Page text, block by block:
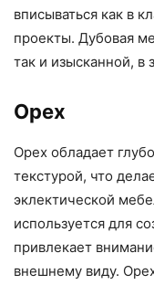
вписываться как в
проекты. Дубовая
так и изысканной, в
Орех
Орех обладает
текстурой, что
эклектической
используется для
привлекает
внешнему виду.